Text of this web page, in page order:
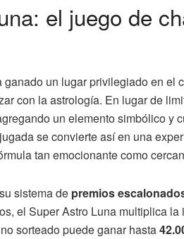
el juego de
ganado un lugar privilegiado en el
con la astrología. En lugar de
un elemento simbólico y
se convierte así en una
tan emocionante como
sistema de premios
el Super Astro Luna multiplica
sorteado puede ganar hasta